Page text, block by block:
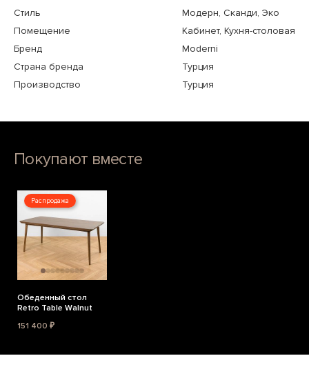
Стиль
Модерн, Сканди, Эко
Помещение
Кабинет, Кухня-столовая
Бренд
Moderni
Страна бренда
Турция
Производство
Турция
Покупают вместе
Распродажа
Обеденный стол
Retro Table Walnut
151 400 ₽